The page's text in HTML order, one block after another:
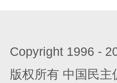
Copyright 1996 -
版权所有 中国民主